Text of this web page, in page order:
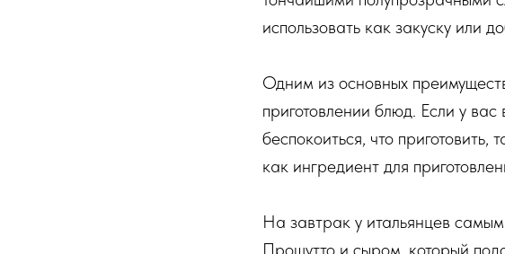
использовать как закуску или
Одним из основных
приготовлении блюд. Если у
беспокоиться, что приготовить,
как ингредиент для
На завтрак у итальянцев
Прошутто и сыром, который